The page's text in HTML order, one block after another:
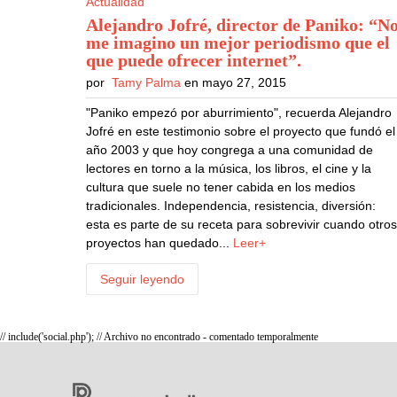
Alejandro Jofré, director de Paniko:
me imagino un mejor periodismo que el
que puede ofrecer internet”.
porTamy Palma en mayo 27, 2015
"Paniko empezó por aburrimiento", recuerda Alejandro
Jofré en este testimonio sobre el proyecto que fundó el
año 2003 y que hoy congrega a una comunidad de
lectores en torno a la música, los libros, el cine y la
cultura que suele no tener cabida en los medios
tradicionales. Independencia, resistencia, diversión:
esta es parte de su receta para sobrevivir cuando otros
proyectos han quedado... Leer+
Seguir leyendo
// include('social.php'); // Archivo no encontrado - comentado temporalmente